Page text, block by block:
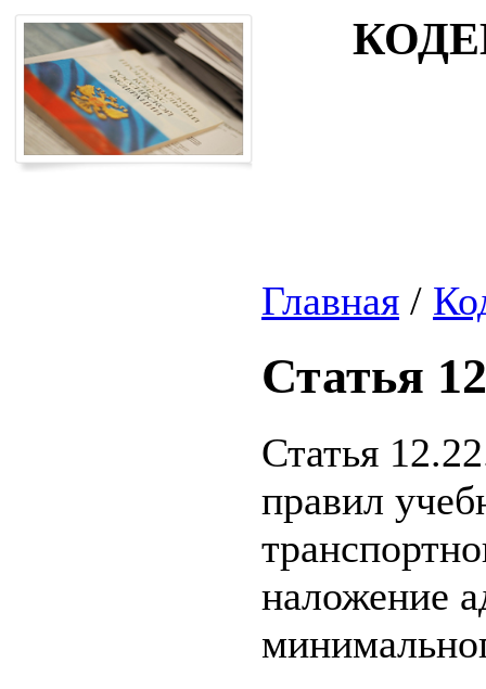
Главная /
Статья
Статья
правил
наложение